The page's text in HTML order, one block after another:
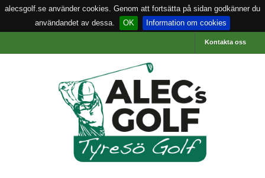
alecsgolf.se använder cookies. Genom att fortsätta på sidan godkänner du
användandet av dessa.
OK Information om cookies
Kontakta oss